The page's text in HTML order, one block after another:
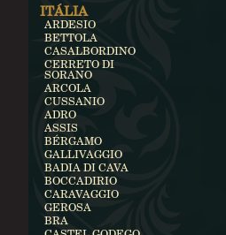
ITÁLIA
ARDESIO
BETTOLA
CASALBORDINO
CERRETO DI
SORANO
ARCOLA
CUSSANIO
ADRO
ASSIS
BÉRGAMO
GALLIVAGGIO
BADIA DI CAVA
BOCCADIRIO
CARAVAGGIO
GEROSA
BRA